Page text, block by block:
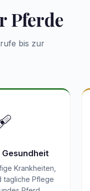
Pferde
bis zur
Krankheiten,
tagliche Pflege